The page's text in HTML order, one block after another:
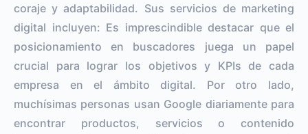
coraje y adaptabilidad. Sus servicios de marketing
digital incluyen: Es imprescindible destacar que el
posicionamiento en buscadores juega un papel
crucial para lograr los objetivos y KPIs de cada
empresa en el ámbito digital. Por otro lado,
muchísimas personas usan Google diariamente para
encontrar productos, servicios o contenido